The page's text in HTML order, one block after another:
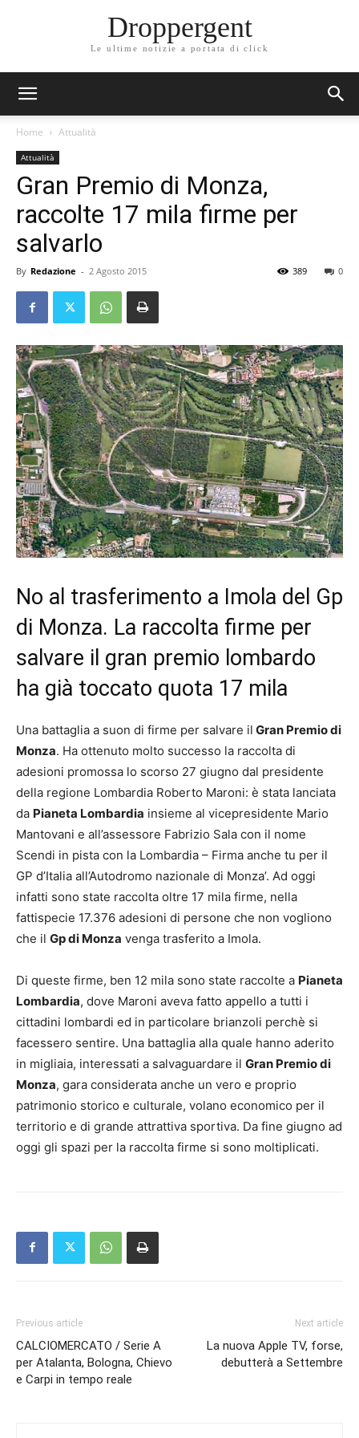
Droppergent
Le ultime notizie a portata di click
Home Attualità
Attualità
Gran Premio di Monza,
raccolte 17 mila firme per
salvarlo
By Redazione - 2 Agosto 2015 0
389
No al trasferimento a Imola del Gp
di Monza. La raccolta firme per
salvare il gran premio lombardo
ha già toccato quota 17 mila
Una battaglia a suon di firme per salvare il Gran Premio di
Monza. Ha ottenuto molto successo la raccolta di
adesioni promossa lo scorso 27 giugno dal presidente
della regione Lombardia Roberto Maroni: è stata lanciata
da Pianeta Lombardia insieme al vicepresidente Mario
Mantovani e all’assessore Fabrizio Sala con il nome
Scendi in pista con la Lombardia – Firma anche tu per il
GP d’Italia all’Autodromo nazionale di Monza’. Ad oggi
infatti sono state raccolta oltre 17 mila firme, nella
fattispecie 17.376 adesioni di persone che non vogliono
che il Gp di Monza venga trasferito a Imola.
Di queste firme, ben 12 mila sono state raccolte a Pianeta
Lombardia, dove Maroni aveva fatto appello a tutti i
cittadini lombardi ed in particolare brianzoli perchè si
facessero sentire. Una battaglia alla quale hanno aderito
in migliaia, interessati a salvaguardare il Gran Premio di
Monza, gara considerata anche un vero e proprio
patrimonio storico e culturale, volano economico per il
territorio e di grande attrattiva sportiva. Da fine giugno ad
oggi gli spazi per la raccolta firme si sono moltiplicati.
Previous article
CALCIOMERCATO / Serie A
per Atalanta, Bologna, Chievo
e Carpi in tempo reale
Next article
La nuova Apple TV, forse,
debutterà a Settembre